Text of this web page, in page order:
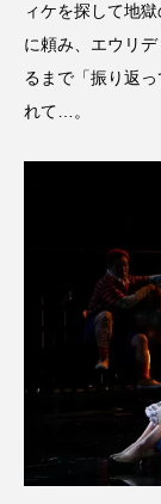
ィケを探して地
に頼み、エウリ
るまで「振り返
れて…。